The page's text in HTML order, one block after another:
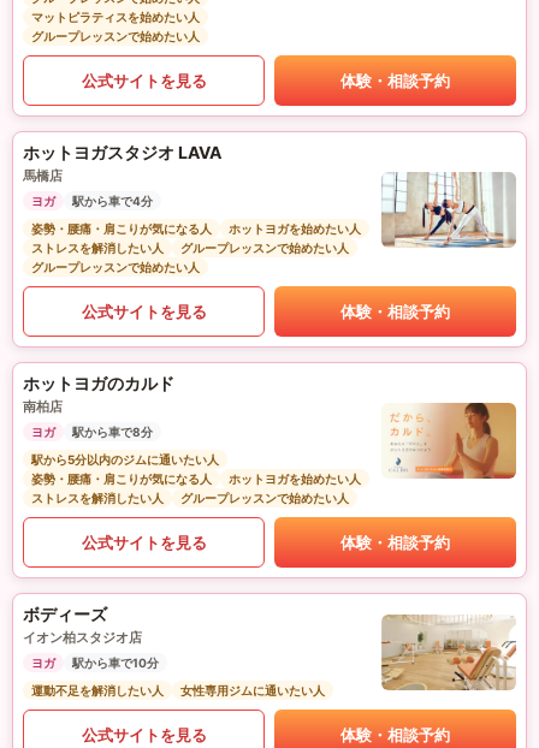
マットピラティスを始めたい人
グループレッスンで始めたい人
公式サイトを見る 体験・相談予約
ホットヨガスタジオ LAVA
馬橋店
ヨガ
駅から車で4分
姿勢・腰痛・肩こりが気になる人
ホットヨガを始めたい人
ストレスを解消したい人
グループレッスンで始めたい人
グループレッスンで始めたい人
公式サイトを見る 体験・相談予約
ホットヨガのカルド
南柏店
ヨガ
駅から車で8分
駅から5分以内のジムに通いたい人
姿勢・腰痛・肩こりが気になる人
ホットヨガを始めたい人
ストレスを解消したい人
グループレッスンで始めたい人
公式サイトを見る 体験・相談予約
ボディーズ
イオン柏スタジオ店
ヨガ
駅から車で10分
運動不足を解消したい人
女性専用ジムに通いたい人
公式サイトを見る 体験・相談予約